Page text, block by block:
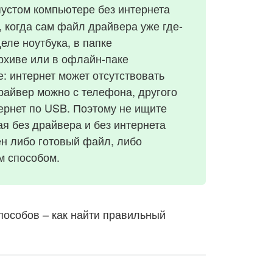
компьютере без интернета
когда сам файл драйвера уже где-
ноутбука, в папке
или в офлайн-паке
может отсутствовать
можно с телефона, другого
по USB. Поэтому не ищите
без драйвера и без интернета
либо готовый файл, либо
способом.
– как найти правильный